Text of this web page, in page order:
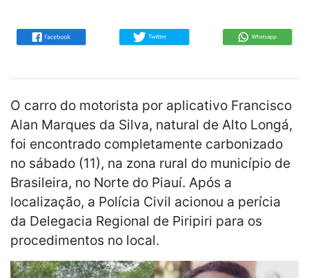
O carro do motorista por aplicativo Francisco
Alan Marques da Silva, natural de Alto Longá,
foi encontrado completamente carbonizado
no sábado (11), na zona rural do município de
Brasileira, no Norte do Piauí. Após a
localização, a Polícia Civil acionou a perícia
da Delegacia Regional de Piripiri para os
procedimentos no local.